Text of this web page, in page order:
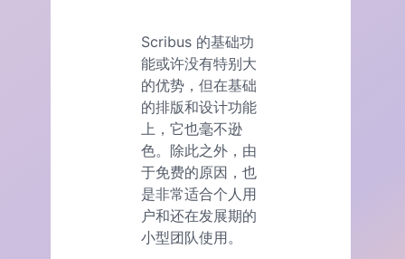
Scribus 的基础功
能或许没有特别大
的优势，但在基础
的排版和设计功能
上，它也毫不逊
色。除此之外，由
于免费的原因，也
是非常适合个人用
户和还在发展期的
小型团队使用。